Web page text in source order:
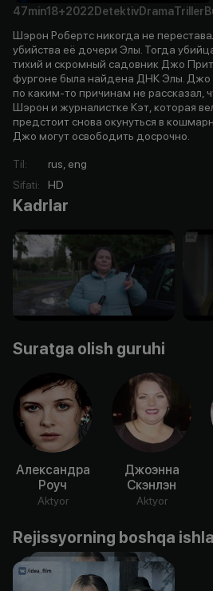
47min18+2022 DetektivDramaTriller
Шэрон Робертс никогда не
убийства её дочери Элы. Тогда
тихий и скромный садовник Джо
фургоне была найдена ДНК Элы. Джо
по каким-то причинам не рассказал,
Шэрон и журналистке Кэт, которая
предстоит снова окунуться в
Джо могут освободить досрочно.
Til:
rus, eng
Sifati: HD
Kadrlar
Suratga olish guruhi
Александра
Роуч
Aktyor
Джоэнна
Скэнлэн
Aktyor
Rejissyorning boshqa